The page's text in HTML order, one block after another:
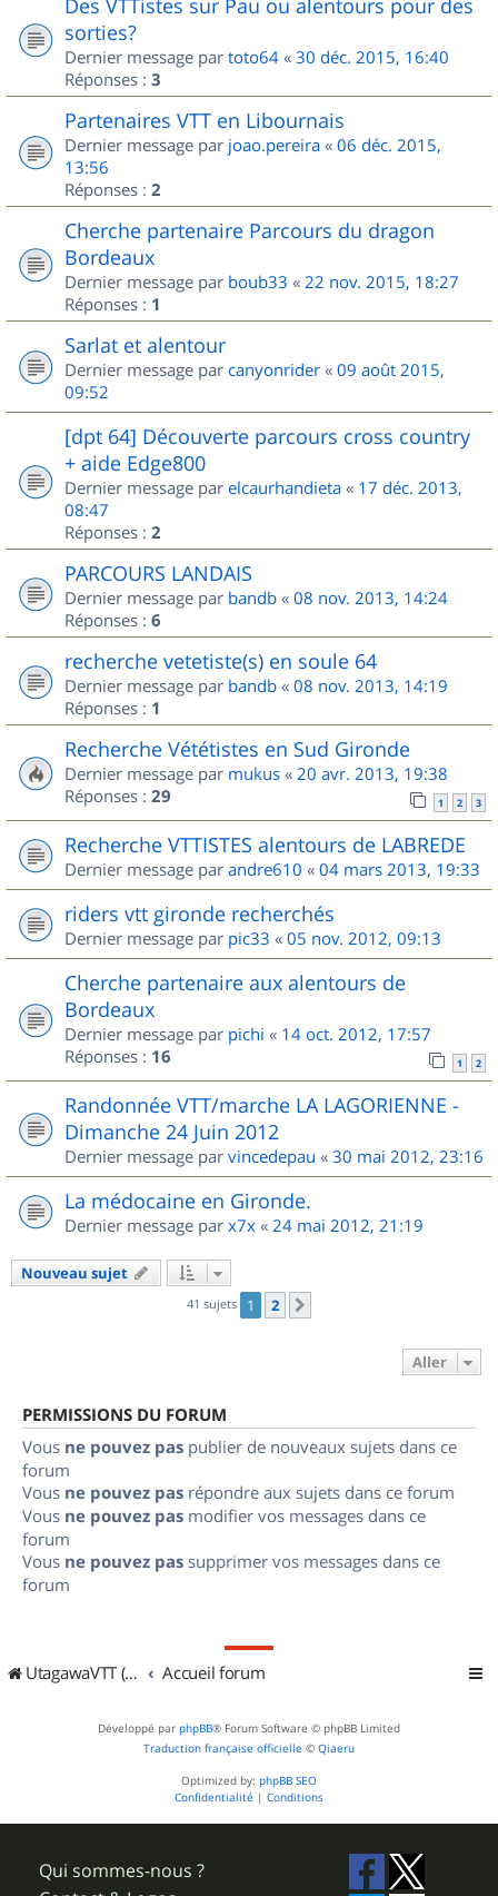
Des VTTistes sur Pau ou alentours pour des
sorties?
Dernier message par toto64 « 30 déc. 2015, 16:40
Réponses : 3
Partenaires VTT en Libournais
Dernier message par joao.pereira « 06 déc. 2015,
13:56
Réponses : 2
Cherche partenaire Parcours du dragon
Bordeaux
Dernier message par boub33 « 22 nov. 2015, 18:27
Réponses : 1
Sarlat et alentour
Dernier message par canyonrider « 09 août 2015,
09:52
[dpt 64] Découverte parcours cross country
+ aide Edge800
Dernier message par elcaurhandieta « 17 déc. 2013,
08:47
Réponses : 2
PARCOURS LANDAIS
Dernier message par bandb « 08 nov. 2013, 14:24
Réponses : 6
recherche vetetiste(s) en soule 64
Dernier message par bandb « 08 nov. 2013, 14:19
Réponses : 1
Recherche Vététistes en Sud Gironde
Dernier message par mukus « 20 avr. 2013, 19:38
Réponses : 29 1 2 3
Recherche VTTISTES alentours de LABREDE
Dernier message par andre610 « 04 mars 2013, 19:33
riders vtt gironde recherchés
Dernier message par pic33 « 05 nov. 2012, 09:13
Cherche partenaire aux alentours de
Bordeaux
Dernier message par pichi « 14 oct. 2012, 17:57
Réponses : 16 1 2
Randonnée VTT/marche LA LAGORIENNE -
Dimanche 24 Juin 2012
Dernier message par vincedepau « 30 mai 2012, 23:16
La médocaine en Gironde.
Dernier message par x7x « 24 mai 2012, 21:19
Nouveau sujet
41 sujets 1 2
Aller
PERMISSIONS DU FORUM
Vous ne pouvez pas publier de nouveaux sujets dans ce
forum
Vous ne pouvez pas répondre aux sujets dans ce forum
Vous ne pouvez pas modifier vos messages dans ce
forum
Vous ne pouvez pas supprimer vos messages dans ce
forum
UtagawaVTT (Randos VTT et VTTAE avec traces GPS) Accueil forum
Développé par phpBB® Forum Software © phpBB Limited
Traduction française officielle © Qiaeru
Optimized by: phpBB SEO
Confidentialité | Conditions
Qui sommes-nous ?